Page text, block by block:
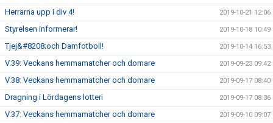
Herrarna upp i div 4! 2019-10-21 12:06
Styrelsen informerar! 2019-10-18 10:49
Tjej&#8208;och Damfotboll! 2019-10-14 16:53
V.39: Veckans hemmamatcher och domare 2019-09-23 09:42
V.38: Veckans hemmamatcher och domare 2019-09-17 08:40
Dragning i Lördagens lotteri 2019-09-17 08:36
V.37: Veckans hemmamatcher och domare 2019-09-10 09:07